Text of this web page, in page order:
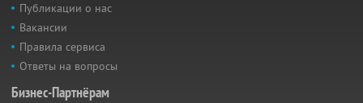
Публикации о нас
Вакансии
Правила сервиса
Ответы на вопросы
Бизнес-Партнёрам